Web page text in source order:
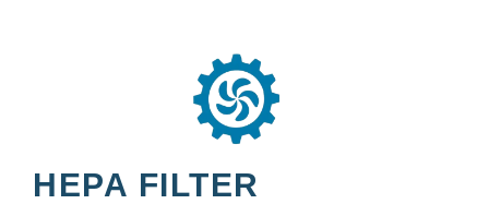
HEPA FILTER